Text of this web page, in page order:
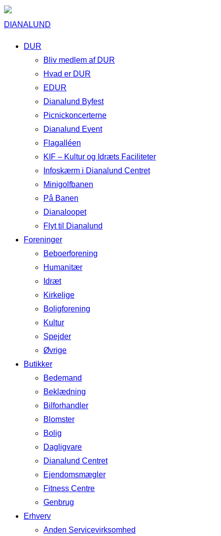
DIANALUND
DUR
Bliv medlem af DUR
Hvad er DUR
EDUR
Dianalund Byfest
Picnickoncerterne
Dianalund Event
Flagalléen
KIF – Kultur og Idræts Faciliteter
Infoskærm i Dianalund Centret
Minigolfbanen
På Banen
Dianaloopet
Flyt til Dianalund
Foreninger
Beboerforening
Humanitær
Idræt
Kirkelige
Boligforening
Kultur
Spejder
Øvrige
Butikker
Bedemand
Beklædning
Bilforhandler
Blomster
Bolig
Dagligvare
Dianalund Centret
Ejendomsmægler
Fitness Centre
Genbrug
Erhverv
Anden Servicevirksomhed